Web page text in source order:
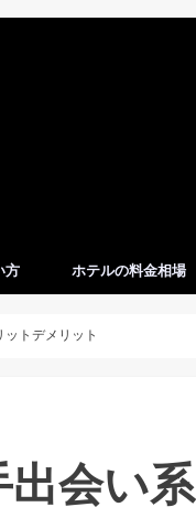
方 ホテルの料金相場
トデメリット
会い系